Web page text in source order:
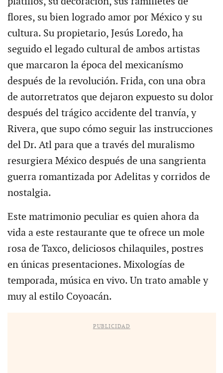
flores, su bien logrado amor por México y su
cultura. Su propietario, Jesús Loredo, ha
seguido el legado cultural de ambos artistas
que marcaron la época del mexicanísmo
después de la revolución. Frida, con una obra
de autorretratos que dejaron expuesto su dolor
después del trágico accidente del tranvía, y
Rivera, que supo cómo seguir las instrucciones
del Dr. Atl para que a través del muralismo
resurgiera México después de una sangrienta
guerra romantizada por Adelitas y corridos de
nostalgia.
Este matrimonio peculiar es quien ahora da
vida a este restaurante que te ofrece un mole
rosa de Taxco, deliciosos chilaquiles, postres
en únicas presentaciones. Mixologías de
temporada, música en vivo. Un trato amable y
muy al estilo Coyoacán.
PUBLICIDAD